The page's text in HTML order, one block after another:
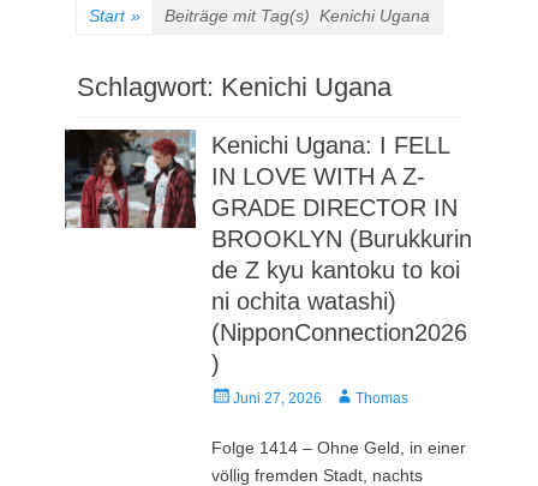
Start » Beiträge mit Tag(s) Kenichi Ugana
Schlagwort: Kenichi Ugana
Kenichi Ugana: I FELL
IN LOVE WITH A Z-
GRADE DIRECTOR IN
BROOKLYN (Burukkurin
de Z kyu kantoku to koi
ni ochita watashi)
(NipponConnection2026
)
Veröffentlicht
Juni 27, 2026 AutorThomas
Folge 1414 – Ohne Geld, in einer
völlig fremden Stadt, nachts